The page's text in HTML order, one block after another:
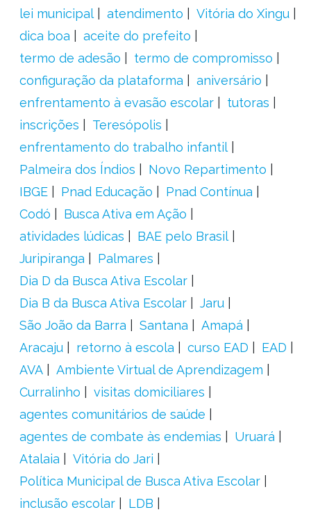
lei municipal
atendimento
Vitória do Xingu
dica boa
aceite do prefeito
termo de adesão
termo de compromisso
configuração da plataforma
aniversário
enfrentamento à evasão escolar
tutoras
inscrições
Teresópolis
enfrentamento do trabalho infantil
Palmeira dos Índios
Novo Repartimento
IBGE
Pnad Educação
Pnad Contínua
Codó
Busca Ativa em Ação
atividades lúdicas
BAE pelo Brasil
Juripiranga
Palmares
Dia D da Busca Ativa Escolar
Dia B da Busca Ativa Escolar
Jaru
São João da Barra
Santana
Amapá
Aracaju
retorno à escola curso EAD
EAD
AVA
Ambiente Virtual de Aprendizagem
Curralinho
visitas domiciliares
agentes comunitários de saúde
agentes de combate às endemias
Uruará
Atalaia
Vitória do Jari
Política Municipal de Busca Ativa Escolar
inclusão escolar
LDB